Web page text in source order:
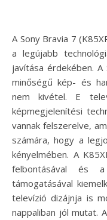
A Sony Bravia 7 (K85XR70PAEP) egy olyan televízió, amely
a legújabb
javítása érdekében.
minőségű kép- és
nem kivétel. E
képmegjelenítési
vannak felszerelve,
számára, hogy a
kényelmében. A
felbontásával és
támogatásával
televízió dizájnja is
nappaliban jól mutat.